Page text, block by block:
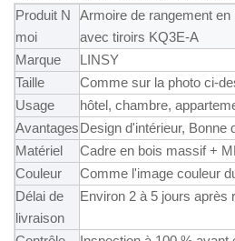
Produit N
moi
Armoire de rangement
avec tiroirs KQ3E-A
Marque
LINSY
Taille
Comme sur la photo ci-
Usage
hôtel, chambre,
AvantagesDesign d'intérieur, Bonne
Matériel
Cadre en bois massif +
Couleur
Comme l'image couleur
Délai de
livraison
Environ 2 à 5 jours après